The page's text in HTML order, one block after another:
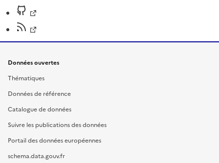
Données ouvertes
Thématiques
Données de référence
Catalogue de données
Suivre les publications des données
Portail des données européennes
schema.data.gouv.fr